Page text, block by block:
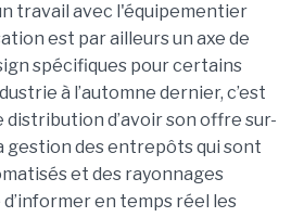
travail avec l'équipementier
est par ailleurs un axe de
spécifiques pour certains
à l’automne dernier, c’est
distribution d’avoir son offre sur-
gestion des entrepôts qui sont
et des rayonnages
en temps réel les